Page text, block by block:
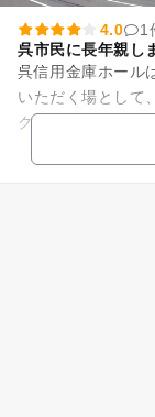
4.0
1
呉市民に長年親し
呉信用金庫ホール
いただく場として
ク音楽にはじまり
会や子供向けイベ